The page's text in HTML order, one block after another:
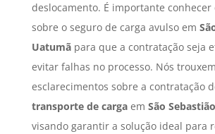
deslocamento. É importante conhecer
sobre o seguro de carga avulso em
Uatumãpara que a contratação seja
evitar falhas no processo. Nós
esclarecimentos sobre a contratação
transporte de cargaem São
visando garantir a solução ideal para